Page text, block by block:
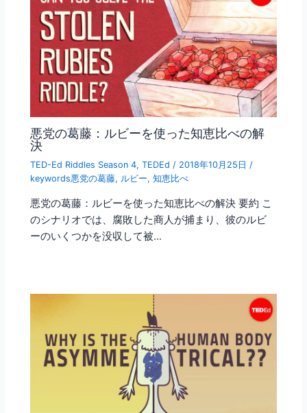
悪党の葛藤：ルビーを使った知恵比べの解
決
TED-Ed Riddles Season 4,TEDEd / 2018年10月25日 /
keywords悪党の葛藤, ルビー,知恵比べ
悪党の葛藤：ルビーを使った知恵比べの解決 要約 こ
のシナリオでは、腐敗した商人が捕まり、彼のルビ
ーのいくつかを没収して被…